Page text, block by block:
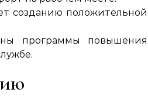
созданию положительной
программы повышения